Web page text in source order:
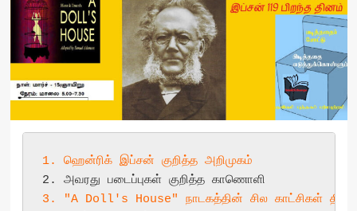
1. ஹென்ரிக் இப்சன் குறித்த அறிமுகம்
3. "A Doll's House" நாடகத்தின் சில காட்சிகள்